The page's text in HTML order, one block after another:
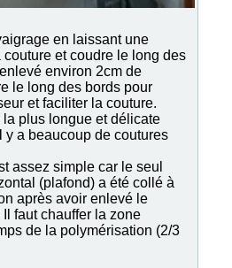
en laissant une
couture et coudre le long des
environ 2cm de
le long des bords pour
et faciliter la couture.
plus longue et délicate
y a beaucoup de coutures
assez simple car le seul
(plafond) a été collé à
après avoir enlevé le
faut chauffer la zone
de la polymérisation (2/3